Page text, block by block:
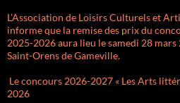
L’Association de Loisirs Culturels et
informe que la remise des prix du
2025-2026 aura lieu le samedi 28 mars
Saint-Orens de Gameville.
Le concours 2026-2027 « Les Arts
2026